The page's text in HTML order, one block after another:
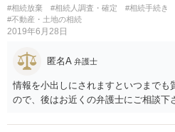
#相続放棄 #相続人調査・確定 #相続手続き
#不動産・土地の相続
2019年6月28日
匿名A 弁護士
情報を小出しにされますといつまでも
ので、後はお近くの弁護士にご相談下